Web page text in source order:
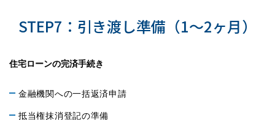
STEP7：引き渡し準備（1〜2ヶ月）
住宅ローンの完済手続き
金融機関への一括返済申請
抵当権抹消登記の準備